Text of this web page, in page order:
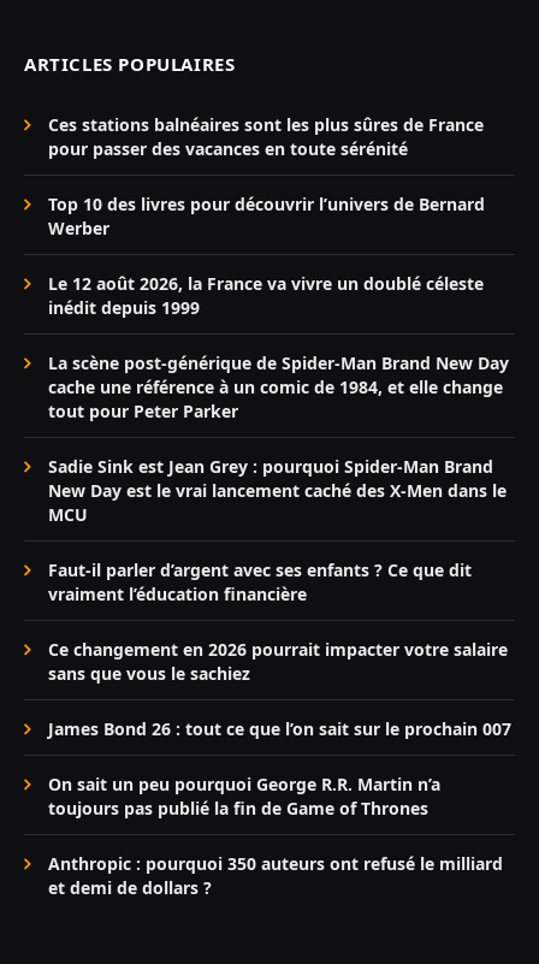
ARTICLES POPULAIRES
Ces stations balnéaires sont les plus sûres de France
pour passer des vacances en toute sérénité
Top 10 des livres pour découvrir l’univers de Bernard
Werber
Le 12 août 2026, la France va vivre un doublé céleste
inédit depuis 1999
La scène post-générique de Spider-Man Brand New Day
cache une référence à un comic de 1984, et elle change
tout pour Peter Parker
Sadie Sink est Jean Grey : pourquoi Spider-Man Brand
New Day est le vrai lancement caché des X-Men dans le
MCU
Faut-il parler d’argent avec ses enfants ? Ce que dit
vraiment l’éducation financière
Ce changement en 2026 pourrait impacter votre salaire
sans que vous le sachiez
James Bond 26 : tout ce que l’on sait sur le prochain 007
On sait un peu pourquoi George R.R. Martin n’a
toujours pas publié la fin de Game of Thrones
Anthropic : pourquoi 350 auteurs ont refusé le milliard
et demi de dollars ?